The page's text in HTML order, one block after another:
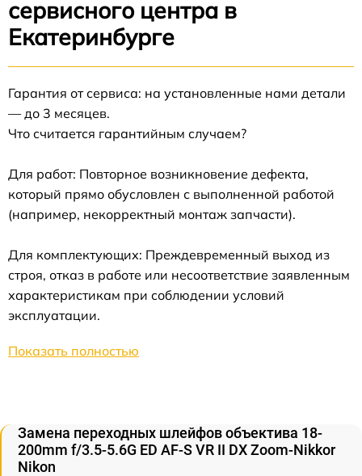
сервисного центра в
Екатеринбурге
Гарантия от сервиса: на установленные нами детали
— до 3 месяцев.
Что считается гарантийным случаем?
Для работ: Повторное возникновение дефекта,
который прямо обусловлен с выполненной работой
(например, некорректный монтаж запчасти).
Для комплектующих: Преждевременный выход из
строя, отказ в работе или несоответствие заявленным
характеристикам при соблюдении условий
эксплуатации.
Показать полностью
Замена переходных шлейфов объектива 18-
200mm f/3.5-5.6G ED AF-S VR II DX Zoom-Nikkor
Nikon